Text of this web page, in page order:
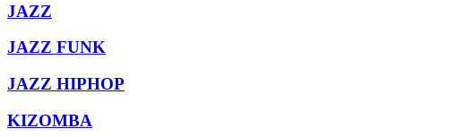
JAZZ
JAZZ FUNK
JAZZ HIPHOP
KIZOMBA